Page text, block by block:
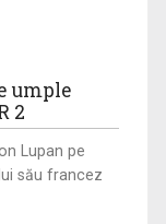
umple
2
Lupan pe
său francez